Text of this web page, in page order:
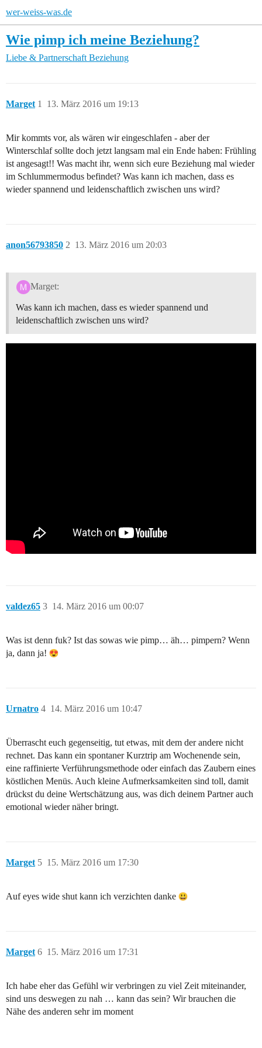
wer-weiss-was.de
Wie pimp ich meine Beziehung?
Liebe & Partnerschaft Beziehung
Marget 13. März 2016 um 19:13
1
Mir kommts vor, als wären wir eingeschlafen - aber der
Winterschlaf sollte doch jetzt langsam mal ein Ende haben: Frühling
ist angesagt!! Was macht ihr, wenn sich eure Beziehung mal wieder
im Schlummermodus befindet? Was kann ich machen, dass es
wieder spannend und leidenschaftlich zwischen uns wird?
anon56793850 13. März 2016 um 20:03
2
Marget:
Was kann ich machen, dass es wieder spannend und
leidenschaftlich zwischen uns wird?
valdez65 14. März 2016 um 00:07
3
Was ist denn fuk? Ist das sowas wie pimp… äh… pimpern? Wenn
ja, dann ja!
Urnatro 14. März 2016 um 10:47
4
Überrascht euch gegenseitig, tut etwas, mit dem der andere nicht
rechnet. Das kann ein spontaner Kurztrip am Wochenende sein,
eine raffinierte Verführungsmethode oder einfach das Zaubern eines
köstlichen Menüs. Auch kleine Aufmerksamkeiten sind toll, damit
drückst du deine Wertschätzung aus, was dich deinem Partner auch
emotional wieder näher bringt.
Marget 15. März 2016 um 17:30
5
Auf eyes wide shut kann ich verzichten danke
Marget 15. März 2016 um 17:31
6
Ich habe eher das Gefühl wir verbringen zu viel Zeit miteinander,
sind uns deswegen zu nah … kann das sein? Wir brauchen die
Nähe des anderen sehr im moment